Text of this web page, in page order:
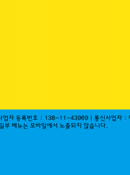
자 등록번호 : 138-11-43969ㅣ통신사업자 :
부 메뉴는 모바일에서 노출되지 않습니다.